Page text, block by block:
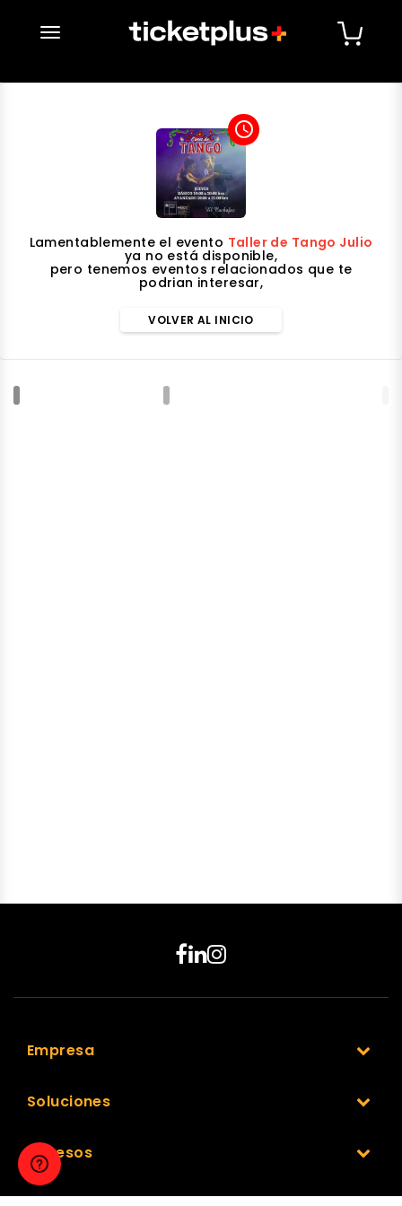
desplegar navegación
access_time
Lamentablemente el evento Taller de Tango Julio
ya no está disponible,
pero tenemos eventos relacionados que te
podrian interesar,
VOLVER AL INICIO
Empresa
Soluciones
Accesos